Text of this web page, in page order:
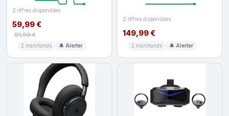
2 offres disponibles
59,99 €
91,99 €
2 marchands 🔔 Alerter
2 offres disponibles
149,99 €
2 marchands 🔔 Alerter